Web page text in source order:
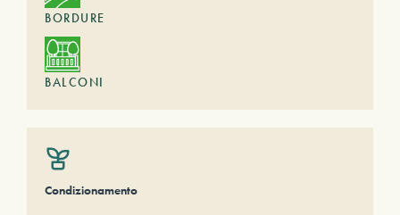
BORDURE
BALCONI
Condizionamento